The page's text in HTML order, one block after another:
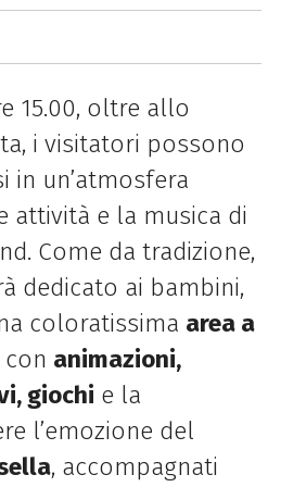
15.00, oltre allo
i visitatori possono
in un’atmosfera
attività e la musica di
Come da tradizione,
dedicato ai bambini,
coloratissima area a
con animazioni,
giochi e la
l’emozione del
, accompagnati